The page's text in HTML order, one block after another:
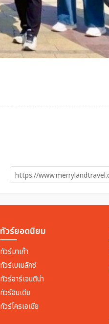
ทัวร์ยอดนิยม
ทัวร์มาเก๊า
ทัวร์เบเนลักซ์
ทัวร์อาร์เจนติน่า
ทัวร์อินเดีย
ทัวร์โครเอเชีย